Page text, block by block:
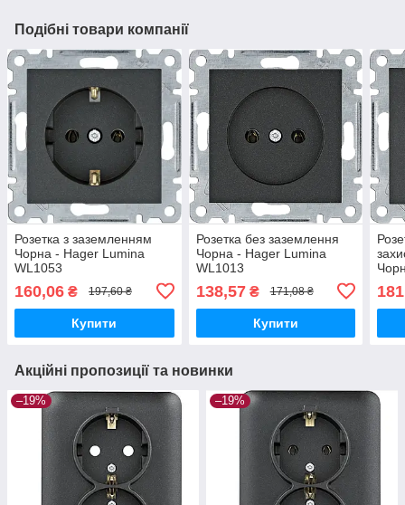
Подібні товари компанії
Розетка з заземленням
Чорна - Hager Lumina
WL1053
160,06 ₴ 197,60 ₴
Купити
Розетка без заземлення
Чорна - Hager Lumina
WL1013
138,57₴ 171,08 ₴
Купити
Акційні пропозиції та новинки
–19% –19%